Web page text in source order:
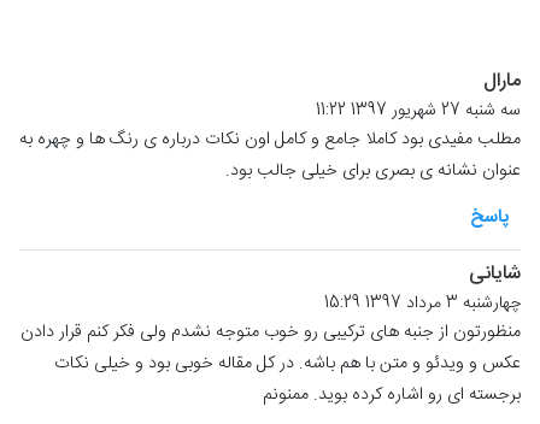
مارال
سه شنبه 27 شهریور 1397 11:22
مطلب مفیدی بود کاملا جامع و کامل اون نکات درباره ی رنگ ها و چهره به
عنوان نشانه ی بصری برای خیلی جالب بود.
پاسخ
شایانی
چهارشنبه 3 مرداد 1397 15:29
منظورتون از جنبه های ترکیبی رو خوب متوجه نشدم ولی فکر کنم قرار دادن
عکس و ویدئو و متن با هم باشه. در کل مقاله خوبی بود و خیلی نکات
برجسته ای رو اشاره کرده بوید. ممنونم